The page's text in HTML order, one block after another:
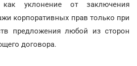
как уклонение от заключения
корпоративных прав только при
предложения любой из сторон
договора.